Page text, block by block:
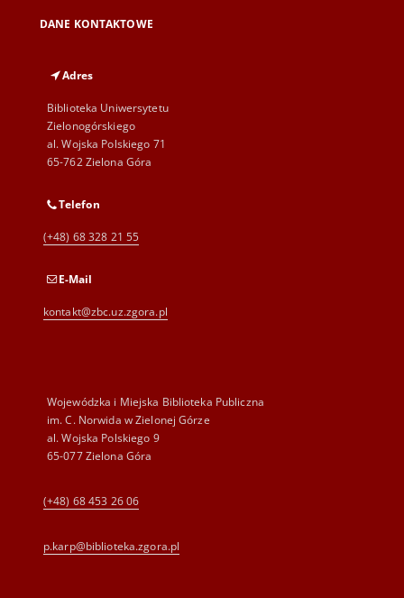
DANE KONTAKTOWE
Adres
Biblioteka Uniwersytetu
Zielonogórskiego
al. Wojska Polskiego 71
65-762 Zielona Góra
Telefon
(+48) 68 328 21 55
E-Mail
kontakt@zbc.uz.zgora.pl
Wojewódzka i Miejska Biblioteka Publiczna
im. C. Norwida w Zielonej Górze
al. Wojska Polskiego 9
65-077 Zielona Góra
(+48) 68 453 26 06
p.karp@biblioteka.zgora.pl